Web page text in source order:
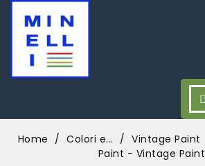
Home Colori e... Vintage Paint
Paint - Vintage Paint